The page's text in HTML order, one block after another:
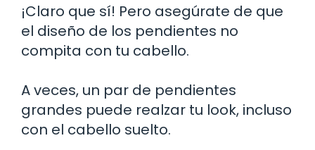
¡Claro que sí! Pero asegúrate de que
el diseño de los pendientes no
compita con tu cabello.
A veces, un par de pendientes
grandes puede realzar tu look, incluso
con el cabello suelto.